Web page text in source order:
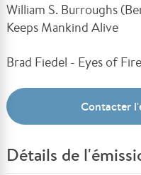
William S. Burroughs
Keeps Mankind Alive
Brad Fiedel - Eyes of Fire
Contacter
Détails de